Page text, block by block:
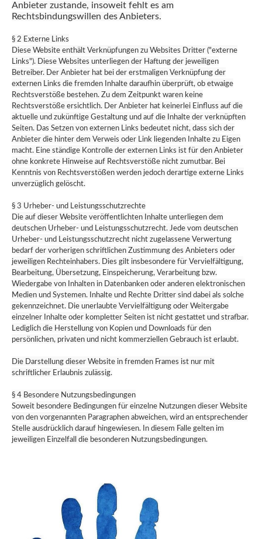
Anbieter zustande, insoweit fehlt es am
Rechtsbindungswillen des Anbieters.
§ 2 Externe Links
Diese Website enthält Verknüpfungen zu Websites Dritter ("externe
Links"). Diese Websites unterliegen der Haftung der jeweiligen
Betreiber. Der Anbieter hat bei der erstmaligen Verknüpfung der
externen Links die fremden Inhalte daraufhin überprüft, ob etwaige
Rechtsverstöße bestehen. Zu dem Zeitpunkt waren keine
Rechtsverstöße ersichtlich. Der Anbieter hat keinerlei Einfluss auf die
aktuelle und zukünftige Gestaltung und auf die Inhalte der verknüpften
Seiten. Das Setzen von externen Links bedeutet nicht, dass sich der
Anbieter die hinter dem Verweis oder Link liegenden Inhalte zu Eigen
macht. Eine ständige Kontrolle der externen Links ist für den Anbieter
ohne konkrete Hinweise auf Rechtsverstöße nicht zumutbar. Bei
Kenntnis von Rechtsverstößen werden jedoch derartige externe Links
unverzüglich gelöscht.
§ 3 Urheber- und Leistungsschutzrechte
Die auf dieser Website veröffentlichten Inhalte unterliegen dem
deutschen Urheber- und Leistungsschutzrecht. Jede vom deutschen
Urheber- und Leistungsschutzrecht nicht zugelassene Verwertung
bedarf der vorherigen schriftlichen Zustimmung des Anbieters oder
jeweiligen Rechteinhabers. Dies gilt insbesondere für Vervielfältigung,
Bearbeitung, Übersetzung, Einspeicherung, Verarbeitung bzw.
Wiedergabe von Inhalten in Datenbanken oder anderen elektronischen
Medien und Systemen. Inhalte und Rechte Dritter sind dabei als solche
gekennzeichnet. Die unerlaubte Vervielfältigung oder Weitergabe
einzelner Inhalte oder kompletter Seiten ist nicht gestattet und strafbar.
Lediglich die Herstellung von Kopien und Downloads für den
persönlichen, privaten und nicht kommerziellen Gebrauch ist erlaubt.
Die Darstellung dieser Website in fremden Frames ist nur mit
schriftlicher Erlaubnis zulässig.
§ 4 Besondere Nutzungsbedingungen
Soweit besondere Bedingungen für einzelne Nutzungen dieser Website
von den vorgenannten Paragraphen abweichen, wird an entsprechender
Stelle ausdrücklich darauf hingewiesen. In diesem Falle gelten im
jeweiligen Einzelfall die besonderen Nutzungsbedingungen.